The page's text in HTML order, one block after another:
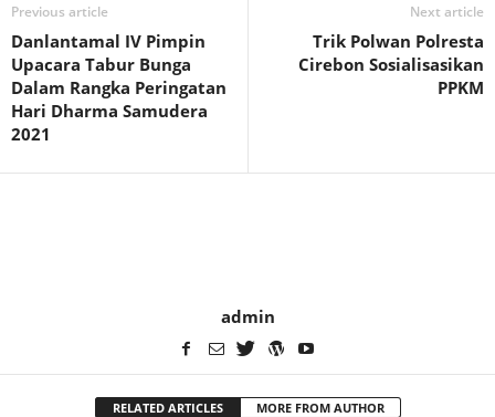
Previous article
Danlantamal IV Pimpin
Upacara Tabur Bunga
Dalam Rangka Peringatan
Hari Dharma Samudera
2021
Next article
Trik Polwan Polresta
Cirebon Sosialisasikan
PPKM
admin
RELATED ARTICLES MORE FROM AUTHOR